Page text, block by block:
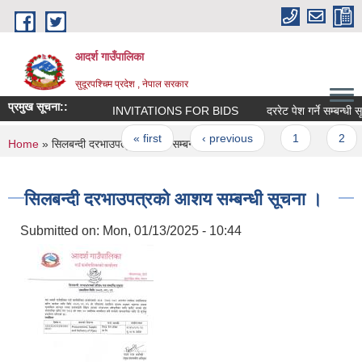
Skip to main content
आदर्श गाउँपालिका
सुदूरपश्चिम प्रदेश , नेपाल सरकार
प्रमुख सूचना:: INVITATIONS FOR BIDS दररेट पेश गर्ने सम्बन्धी
Pages
« first ‹ previous
You are here
Home » सिलबन्दी दरभाउपत्रको आशय सम्बन्धी सूचना ।
सिलबन्दी दरभाउपत्रको आशय सम्बन्धी सूचना ।
Submitted on: Mon, 01/13/2025 - 10:44